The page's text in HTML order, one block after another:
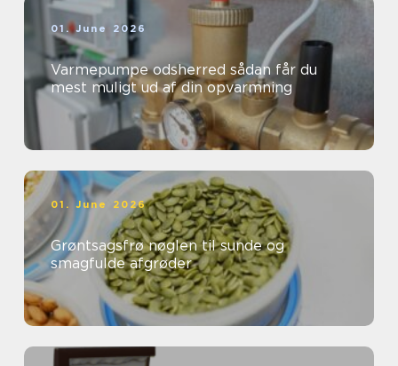
01. June 2026
Varmepumpe odsherred sådan får du
mest muligt ud af din opvarmning
01. June 2026
Grøntsagsfrø nøglen til sunde og
smagfulde afgrøder